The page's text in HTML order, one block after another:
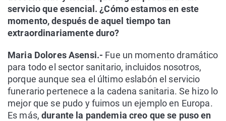
servicio que esencial. ¿Cómo estamos en este
momento, después de aquel tiempo tan
extraordinariamente duro?
Maria Dolores Asensi.- Fue un momento dramático
para todo el sector sanitario, incluidos nosotros,
porque aunque sea el último eslabón el servicio
funerario pertenece a la cadena sanitaria. Se hizo lo
mejor que se pudo y fuimos un ejemplo en Europa.
Es más,durante la pandemia creo que se puso en